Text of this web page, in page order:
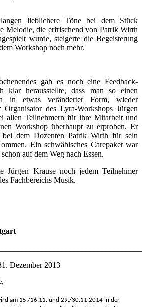
lieblichere Töne bei dem Stück
Melodie, die erfrischend von Patrik Wirth
wurde, steigerte die Begeisterung
Workshop noch mehr.
gab es noch eine Feedback-
klar herausstellte, dass man so einen
in etwas veränderter Form, wieder
Organisator des Lyra-Workshops Jürgen
allen Teilnehmern für ihre Mitarbeit und
Workshop überhaupt zu erproben. Er
bei dem Dozenten Patrik Wirth für sein
Ein schwäbisches Carepaket war
auf dem Weg nach Essen.
Jürgen Krause noch jedem Teilnehmer
Fachbereichs Musik.
Dezember 2013
am 15./16.11. und 29./30.11.2014 in der